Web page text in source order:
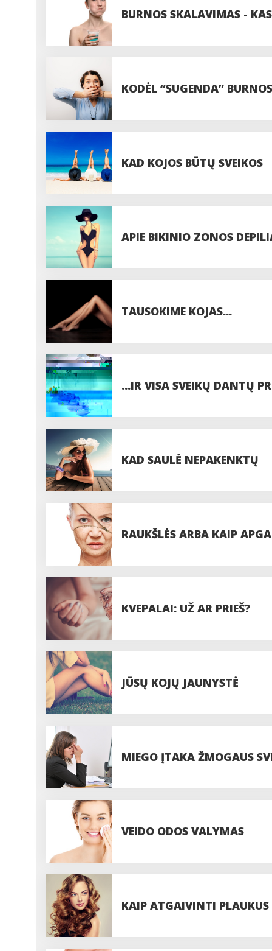
BURNOS SKALAVIMAS -
KODĖL “SUGENDA”
KAD KOJOS BŪTŲ SVEIKOS
APIE BIKINIO ZONOS
TAUSOKIME KOJAS...
...IR VISA SVEIKŲ DANTŲ
KAD SAULĖ NEPAKENKTŲ
RAUKŠLĖS ARBA KAIP
KVEPALAI: UŽ AR PRIEŠ?
JŪSŲ KOJŲ JAUNYSTĖ
MIEGO ĮTAKA ŽMOGAUS
VEIDO ODOS VALYMAS
KAIP ATGAIVINTI PLAUKUS